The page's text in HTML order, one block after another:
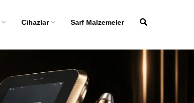
Cihazlar Sarf Malzemeler